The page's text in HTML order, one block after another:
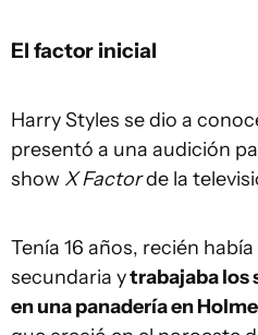
El factor inicial
Harry Styles se dio a
presentó a una audición
show X Factorde la
Tenía 16 años, recién
secundaria ytrabajaba los
en una panadería en